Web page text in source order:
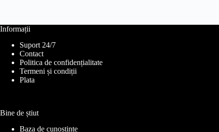
Informații
Suport 24/7
Contact
Politica de confidențialitate
Termeni și condiții
Plata
Bine de știut
Baza de cunoștințe